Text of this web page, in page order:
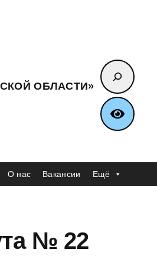
ОБЛАСТИ»
Поиск
О нас Вакансии Ещё
№ 22